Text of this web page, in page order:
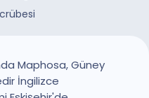
Maphosa, Güney
İngilizce